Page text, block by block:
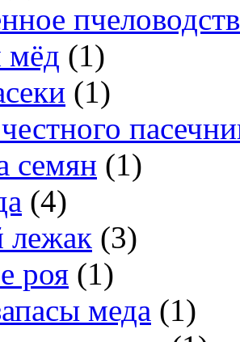
мёд (1)
(1)
семян (1)
(4)
лежак (3)
роя (1)
меда (1)